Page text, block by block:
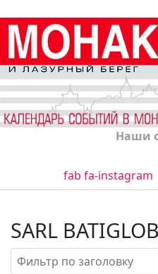
Наши
fab fa-instagram
SARL
Фильтр по заголовку